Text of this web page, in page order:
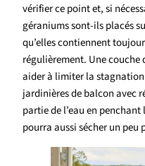
vérifier ce point et, si
géraniums sont-ils placés
qu’elles contiennent
régulièrement. Une
aider à limiter la stagnation
jardinières de balcon avec
partie de l’eau en
pourra aussi sécher un peu